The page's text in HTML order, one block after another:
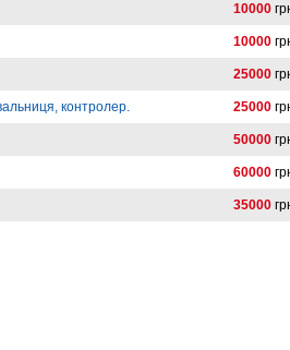
10000
10000
25000
контролер. 25000
50000
60000
35000